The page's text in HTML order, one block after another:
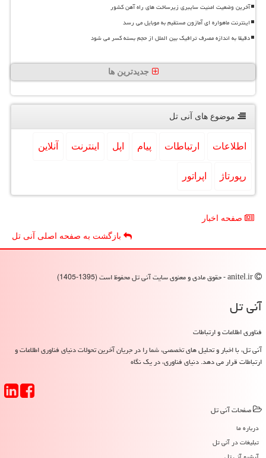
آخرین وضعیت امنیت سایبری زیرساخت های راه آهن کشور
اینترنت ماهواره ای آمازون مستقیم به موبایل می رسد
دقیقا به اندازه مصرف ترافیک بین الملل از حجم بسته کسر می شود
جدیدترین ها
موضوع های آنی تل
اطلاعات ارتباطات پیام اپل اینترنت آنلاین
رپورتاژ اپراتور
صفحه اخبار
بازگشت به صفحه اصلی آنی تل
آنی تل
فناوری اطلاعات و ارتباطات
آنی تل، با اخبار و تحلیل های تخصصی، شما را در جریان آخرین تحولات دنیای فناوری اطلاعات و
ارتباطات قرار می دهد. دنیای فناوری، در یک نگاه
صفحات آنی تل
درباره ما
تبلیغات در آنی تل